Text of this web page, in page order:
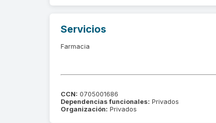
Servicios
Farmacia
CCN: 0705001686
Dependencias funcionales: Privados
Organización: Privados